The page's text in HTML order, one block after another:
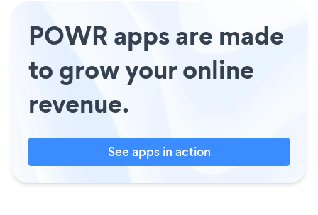
POWR apps are made
to grow your online
revenue.
See apps in action